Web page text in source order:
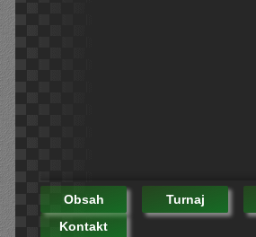
Obsah Turnaj
Kontakt